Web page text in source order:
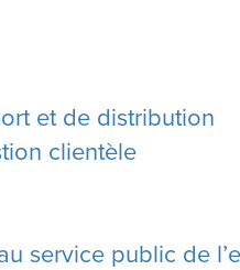
et de distribution
clientèle
service public de